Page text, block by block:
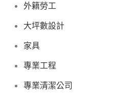
外籍勞工
大坪數設計
家具
專業工程
專業清潔公司